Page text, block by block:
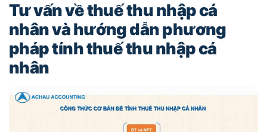
Tư vấn về thuế thu nhập cá
nhân và hướng dẫn phương
pháp tính thuế thu nhập cá
nhân